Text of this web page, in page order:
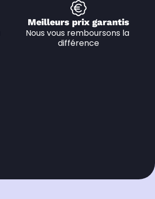
Meilleurs prix garantis
Nous vous remboursons la
différence